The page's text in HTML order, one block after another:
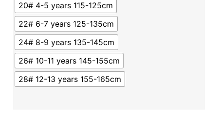
20# 4-5 years 115-125cm
22# 6-7 years 125-135cm
24# 8-9 years 135-145cm
26# 10-11 years 145-155cm
28# 12-13 years 155-165cm